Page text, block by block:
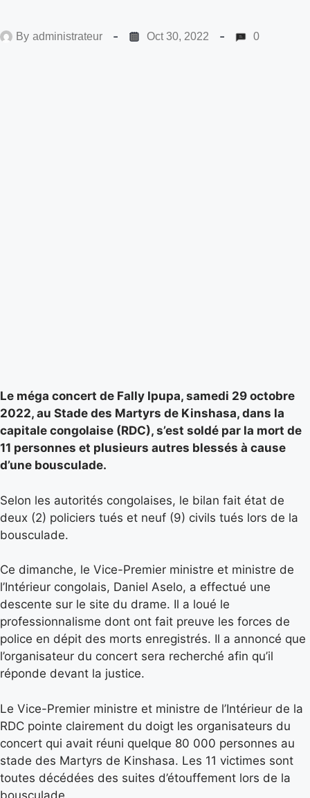
By administrateur Oct 30, 2022 0
Le méga concert de Fally Ipupa, samedi 29 octobre
2022, au Stade des Martyrs de Kinshasa, dans la
capitale congolaise (RDC), s’est soldé par la mort de
11 personnes et plusieurs autres blessés à cause
d’une bousculade.
Selon les autorités congolaises, le bilan fait état de
deux (2) policiers tués et neuf (9) civils tués lors de la
bousculade.
Ce dimanche, le Vice-Premier ministre et ministre de
l’Intérieur congolais, Daniel Aselo, a effectué une
descente sur le site du drame. Il a loué le
professionnalisme dont ont fait preuve les forces de
police en dépit des morts enregistrés. Il a annoncé que
l’organisateur du concert sera recherché afin qu’il
réponde devant la justice.
Le Vice-Premier ministre et ministre de l’Intérieur de la
RDC pointe clairement du doigt les organisateurs du
concert qui avait réuni quelque 80 000 personnes au
stade des Martyrs de Kinshasa. Les 11 victimes sont
toutes décédées des suites d’étouffement lors de la
bousculade.